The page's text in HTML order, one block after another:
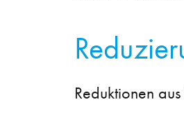
Reduktionen